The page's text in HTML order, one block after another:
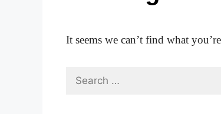
It seems we can’t find what
Search